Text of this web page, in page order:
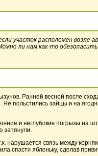
участок расположен возле
ли нам как-то обезопасить
Ранней весной после
польстились зайцы и на
и неглубокие погрызы на
затянули.
нарушается связь между
спасти яблоньку, сделав